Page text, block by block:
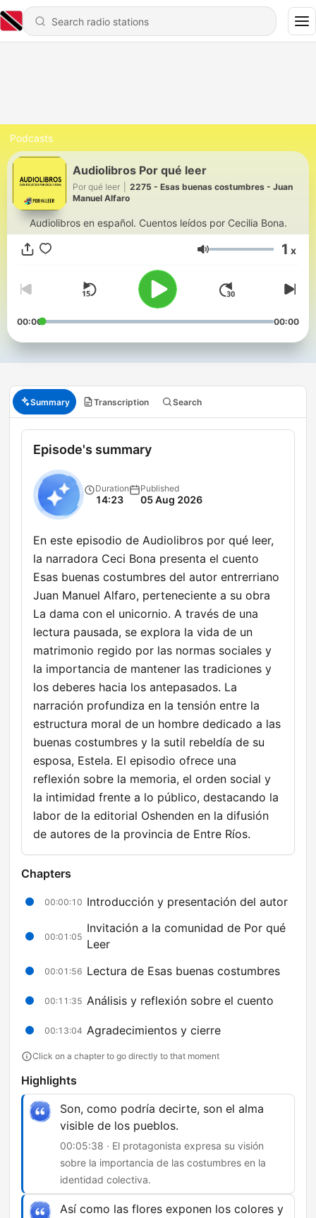
Podcasts
Audiolibros Por qué leer
Por qué leer
2275 - Esas buenas costumbres - Juan
Manuel Alfaro
Audiolibros en español. Cuentos leídos por Cecilia Bona.
Volume 1 x
00:00 00:00
Summary Transcription Search
Episode's summary
Duration
14:23
Published
05 Aug 2026
En este episodio de Audiolibros por qué leer,
la narradora Ceci Bona presenta el cuento
Esas buenas costumbres del autor entrerriano
Juan Manuel Alfaro, perteneciente a su obra
La dama con el unicornio. A través de una
lectura pausada, se explora la vida de un
matrimonio regido por las normas sociales y
la importancia de mantener las tradiciones y
los deberes hacia los antepasados. La
narración profundiza en la tensión entre la
estructura moral de un hombre dedicado a las
buenas costumbres y la sutil rebeldía de su
esposa, Estela. El episodio ofrece una
reflexión sobre la memoria, el orden social y
la intimidad frente a lo público, destacando la
labor de la editorial Oshenden en la difusión
de autores de la provincia de Entre Ríos.
Chapters
00:00:10 Introducción y presentación del autor
00:01:05
Invitación a la comunidad de Por qué
Leer
00:01:56 Lectura de Esas buenas costumbres
00:11:35 Análisis y reflexión sobre el cuento
00:13:04 Agradecimientos y cierre
Click on a chapter to go directly to that moment
Highlights
Son, como podría decirte, son el alma
visible de los pueblos.
00:05:38 · El protagonista expresa su visión
sobre la importancia de las costumbres en la
identidad colectiva.
Así como las flores exponen los colores y